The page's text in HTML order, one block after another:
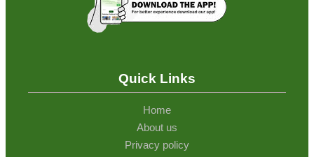
Quick Links
Home
About us
Privacy policy